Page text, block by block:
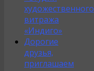
художественного
витража
«Индиго»
Дорогие
друзья,
приглашаем